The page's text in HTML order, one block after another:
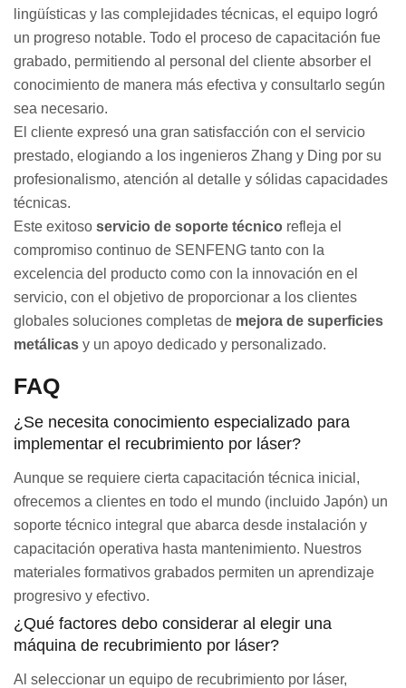
lingüísticas y las complejidades técnicas, el equipo logró
un progreso notable. Todo el proceso de capacitación fue
grabado, permitiendo al personal del cliente absorber el
conocimiento de manera más efectiva y consultarlo según
sea necesario.
El cliente expresó una gran satisfacción con el servicio
prestado, elogiando a los ingenieros Zhang y Ding por su
profesionalismo, atención al detalle y sólidas capacidades
técnicas.
Este exitoso servicio de soporte técnico refleja el
compromiso continuo de SENFENG tanto con la
excelencia del producto como con la innovación en el
servicio, con el objetivo de proporcionar a los clientes
globales soluciones completas de mejora de superficies
metálicas y un apoyo dedicado y personalizado.
FAQ
¿Se necesita conocimiento especializado para
implementar el recubrimiento por láser?
Aunque se requiere cierta capacitación técnica inicial,
ofrecemos a clientes en todo el mundo (incluido Japón) un
soporte técnico integral que abarca desde instalación y
capacitación operativa hasta mantenimiento. Nuestros
materiales formativos grabados permiten un aprendizaje
progresivo y efectivo.
¿Qué factores debo considerar al elegir una
máquina de recubrimiento por láser?
Al seleccionar un equipo de recubrimiento por láser,